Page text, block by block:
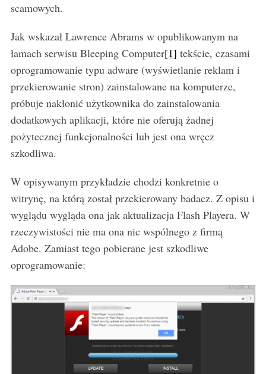
scamowych.
Jak wskazał Lawrence Abrams w opublikowanym na
łamach serwisu Bleeping Computer[1] tekście, czasami
oprogramowanie typu adware (wyświetlanie reklam i
przekierowanie stron) zainstalowane na komputerze,
próbuje nakłonić użytkownika do zainstalowania
dodatkowych aplikacji, które nie oferują żadnej
pożytecznej funkcjonalności lub jest ona wręcz
szkodliwa.
W opisywanym przykładzie chodzi konkretnie o
witrynę, na którą został przekierowany badacz. Z opisu i
wyglądu wygląda ona jak aktualizacja Flash Playera. W
rzeczywistości nie ma ona nic wspólnego z firmą
Adobe. Zamiast tego pobierane jest szkodliwe
oprogramowanie: